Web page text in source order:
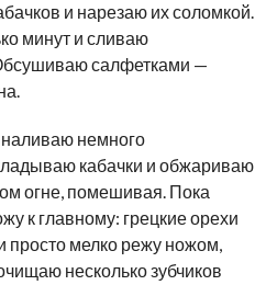
и нарезаю их соломкой.
минут и сливаю
салфетками —
наливаю немного
кабачки и обжариваю
огне, помешивая. Пока
к главному: грецкие орехи
просто мелко режу ножом,
несколько зубчиков